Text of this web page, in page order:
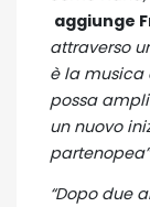
aggiunge
attraverso
è la musica
possa
un nuovo
“Dopo due